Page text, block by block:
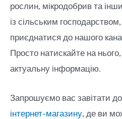
рослин, мікродобрив та
із сільським
приєднатися до нашого
Просто натискайте на
актуальну інформацію.
Запрошуємо вас завітати
інтернет-магазину, де ви